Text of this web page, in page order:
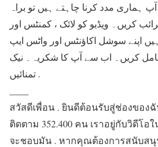
ہماری مدد کرنا چاہتے ہیں تو براہ
کریں۔ ویڈیو کو لائک ، کمنٹس اور
اپنے سوشل اکاؤنٹس اور واٹس ایپ
کریں۔ اب سے آپ کا شکریہ۔ نیک
تمنائیں .
สวัสดีเพื่อน . ยินดีต้อนรับสู่ช่องของ
ติดตาม 352.400 คน เราอยู่กับวิดีโ
จะชอบมัน . หากคุณต้องการสนับสนุ